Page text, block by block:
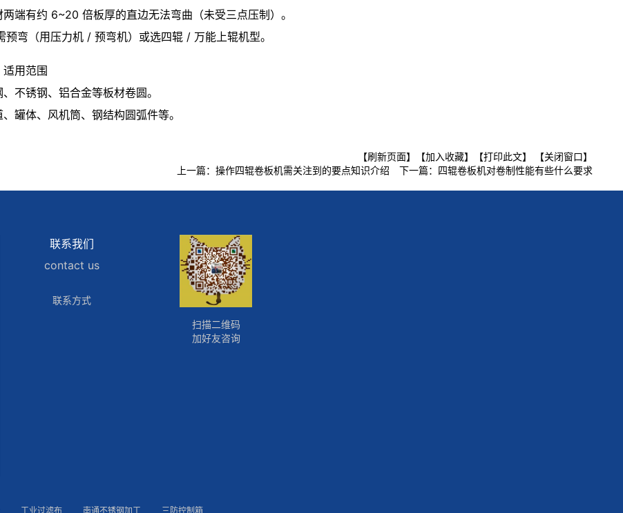
两端有约 6~20 倍板厚的直边无法弯曲（未受三点压制）。
预弯（用压力机 / 预弯机）或选四辊 / 万能上辊机型。
适用范围
不锈钢、铝合金等板材卷圆。
、罐体、风机筒、钢结构圆弧件等。
【刷新页面】 【加入收藏】 【打印此文】
【关闭窗口】
上一篇： 操作四辊卷板机需关注到的要点知识介绍 下一篇： 四辊卷板机对卷制性能有些什么要求
联系我们
contact us
联系方式
扫描二维码
加好友咨询
工业过滤布 南通不锈钢加工 三防控制箱